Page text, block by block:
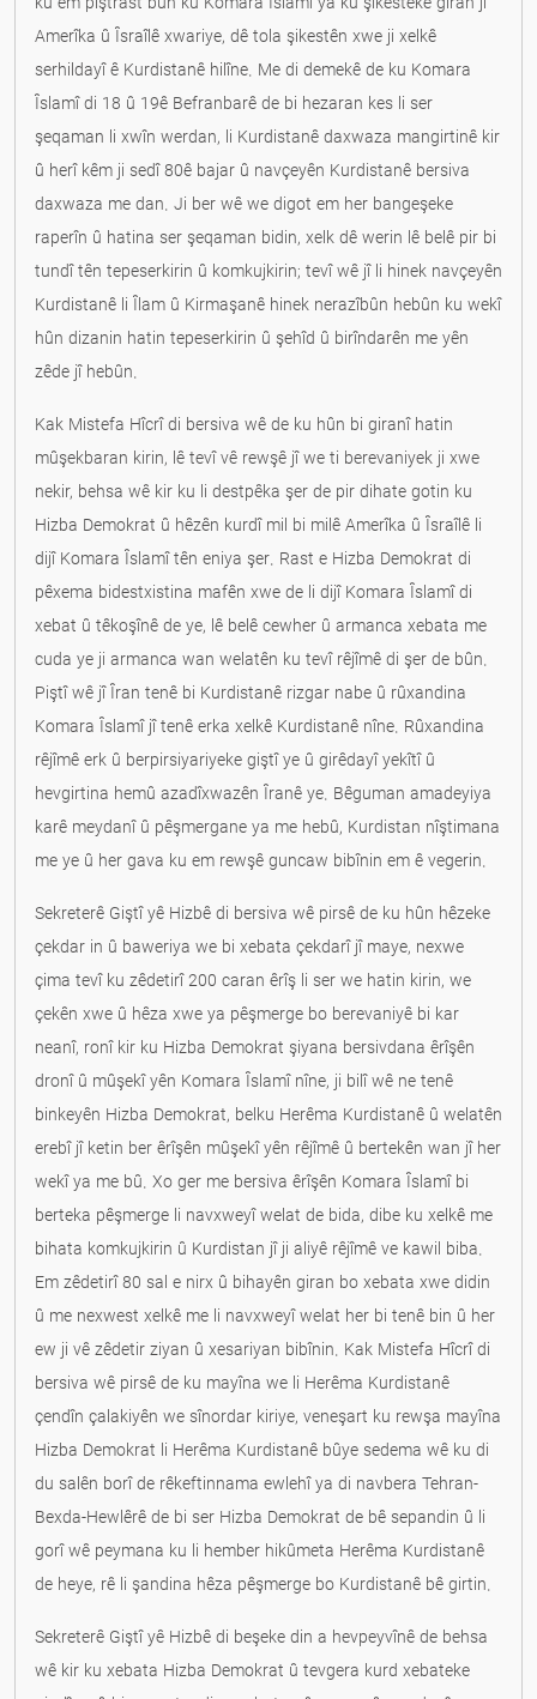
Amerîka û Îsraîlê xwariye, dê tola şikestên xwe ji xelkê
serhildayî ê Kurdistanê hilîne. Me di demekê de ku Komara
Îslamî di 18 û 19ê Befranbarê de bi hezaran kes li ser
şeqaman li xwîn werdan, li Kurdistanê daxwaza mangirtinê kir
û herî kêm ji sedî 80ê bajar û navçeyên Kurdistanê bersiva
daxwaza me dan. Ji ber wê we digot em her bangeşeke
raperîn û hatina ser şeqaman bidin, xelk dê werin lê belê pir bi
tundî tên tepeserkirin û komkujkirin; tevî wê jî li hinek navçeyên
Kurdistanê li Îlam û Kirmaşanê hinek nerazîbûn hebûn ku wekî
hûn dizanin hatin tepeserkirin û şehîd û birîndarên me yên
zêde jî hebûn.
Kak Mistefa Hîcrî di bersiva wê de ku hûn bi giranî hatin
mûşekbaran kirin, lê tevî vê rewşê jî we ti berevaniyek ji xwe
nekir, behsa wê kir ku li destpêka şer de pir dihate gotin ku
Hizba Demokrat û hêzên kurdî mil bi milê Amerîka û Îsraîlê li
dijî Komara Îslamî tên eniya şer. Rast e Hizba Demokrat di
pêxema bidestxistina mafên xwe de li dijî Komara Îslamî di
xebat û têkoşînê de ye, lê belê cewher û armanca xebata me
cuda ye ji armanca wan welatên ku tevî rêjîmê di şer de bûn.
Piştî wê jî Îran tenê bi Kurdistanê rizgar nabe û rûxandina
Komara Îslamî jî tenê erka xelkê Kurdistanê nîne. Rûxandina
rêjîmê erk û berpirsiyariyeke giştî ye û girêdayî yekîtî û
hevgirtina hemû azadîxwazên Îranê ye. Bêguman amadeyiya
karê meydanî û pêşmergane ya me hebû, Kurdistan nîştimana
me ye û her gava ku em rewşê guncaw bibînin em ê vegerin.
Sekreterê Giştî yê Hizbê di bersiva wê pirsê de ku hûn hêzeke
çekdar in û baweriya we bi xebata çekdarî jî maye, nexwe
çima tevî ku zêdetirî 200 caran êrîş li ser we hatin kirin, we
çekên xwe û hêza xwe ya pêşmerge bo berevaniyê bi kar
neanî, ronî kir ku Hizba Demokrat şiyana bersivdana êrîşên
dronî û mûşekî yên Komara Îslamî nîne, ji bilî wê ne tenê
binkeyên Hizba Demokrat, belku Herêma Kurdistanê û welatên
erebî jî ketin ber êrîşên mûşekî yên rêjîmê û bertekên wan jî her
wekî ya me bû. Xo ger me bersiva êrîşên Komara Îslamî bi
berteka pêşmerge li navxweyî welat de bida, dibe ku xelkê me
bihata komkujkirin û Kurdistan jî ji aliyê rêjîmê ve kawil biba.
Em zêdetirî 80 sal e nirx û bihayên giran bo xebata xwe didin
û me nexwest xelkê me li navxweyî welat her bi tenê bin û her
ew ji vê zêdetir ziyan û xesariyan bibînin. Kak Mistefa Hîcrî di
bersiva wê pirsê de ku mayîna we li Herêma Kurdistanê
çendîn çalakiyên we sînordar kiriye, veneşart ku rewşa mayîna
Hizba Demokrat li Herêma Kurdistanê bûye sedema wê ku di
du salên borî de rêkeftinnama ewlehî ya di navbera Tehran-
Bexda-Hewlêrê de bi ser Hizba Demokrat de bê sepandin û li
gorî wê peymana ku li hember hikûmeta Herêma Kurdistanê
de heye, rê li şandina hêza pêşmerge bo Kurdistanê bê girtin.
Sekreterê Giştî yê Hizbê di beşeke din a hevpeyvînê de behsa
wê kir ku xebata Hizba Demokrat û tevgera kurd xebateke